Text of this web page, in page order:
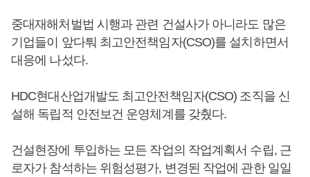
중대재해처벌법 시행과 관련 건설사가 아니라도 많은
기업들이 앞다퉈 최고안전책임자(CSO)를 설치하면서
대응에 나섰다.
HDC현대산업개발도 최고안전책임자(CSO) 조직을 신
설해 독립적 안전보건 운영체계를 갖췄다.
건설현장에 투입하는 모든 작업의 작업계획서 수립, 근
로자가 참석하는 위험성평가, 변경된 작업에 관한 일일